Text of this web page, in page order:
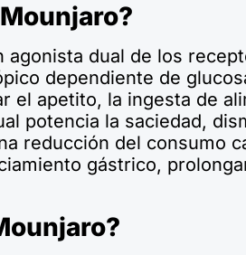
agonista dual de los
dependiente de
el apetito, la ingesta de
potencia la saciedad,
reducción del consumo
gástrico,